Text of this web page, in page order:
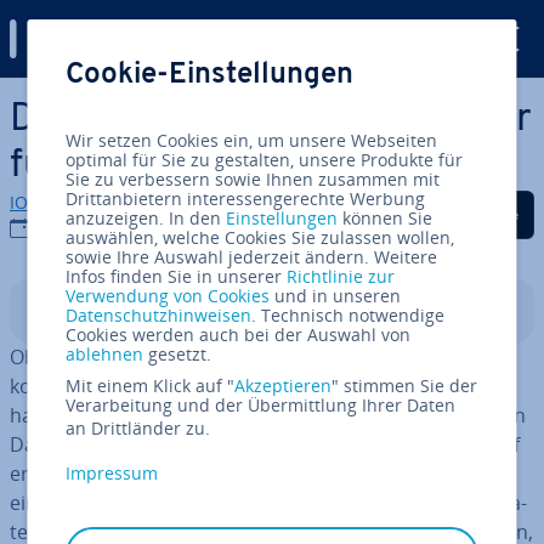
Zum Haupt­in­halt springen
Die be­lieb­tes­ten File-Manager
für Windows, Linux und Mac
IONOS Redaktion
15.10.2021
Auf Facebook teilen
Auf Twitter teilen
Auf LinkedIn
In­halts­ver­zeich­nis
Ob Windows, Linux oder Mac, jedes Be­triebs­sys­tem
kommt mit vor­in­stal­lier­tem File-Manager daher. Dabei
handelt es sich um ein Programm, das Ihnen Inhalte von
Da­ten­trä­gern auf Ihrem Rechner anzeigt und bei Bedarf
erlaubt, diese zu be­ar­bei­ten. Zu den Grund­funk­tio­nen
eines jeden Da­tei­ma­na­gers gehört die Na­vi­ga­ti­on im Da­
tei­ver­zeich­nis sowie das Auflisten, Erstellen, Ver­schie­ben,
Cookie-Einstellungen
Wir setzen Cookies ein, um unsere Webseiten
optimal für Sie zu gestalten, unsere Produkte für
Sie zu verbessern sowie Ihnen zusammen mit
Drittanbietern interessengerechte Werbung
anzuzeigen. In den Einstellungen können Sie
auswählen, welche Cookies Sie zulassen wollen,
sowie Ihre Auswahl jederzeit ändern. Weitere
Infos finden Sie in unserer Richtlinie zur
Verwendung von Cookies und in unseren
Datenschutzhinweisen. Technisch notwendige
Cookies werden auch bei der Auswahl von
ablehnen gesetzt.
Mit einem Klick auf "Akzeptieren" stimmen Sie der
Verarbeitung und der Übermittlung Ihrer Daten
an Drittländer zu.
Impressum